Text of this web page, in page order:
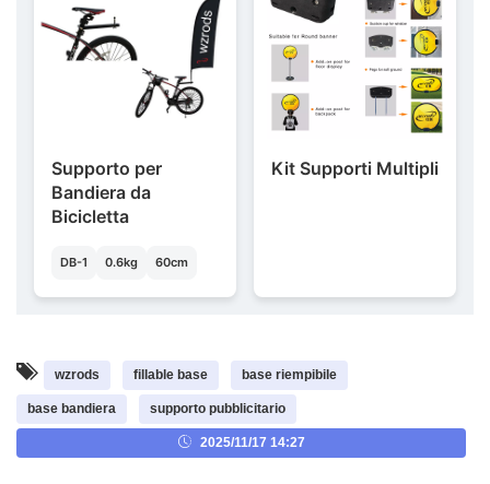
Supporto per
Bandiera da
Bicicletta
DB-1 0.6kg 60cm
Kit Supporti Multipli
wzrods fillable base base riempibile
base bandiera supporto pubblicitario
2025/11/17 14:27